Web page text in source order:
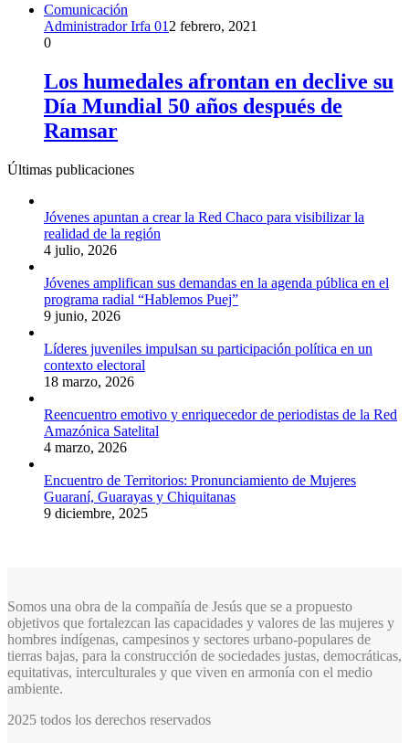
Comunicación
Administrador Irfa 01 2 febrero, 2021
0
Los humedales afrontan en declive su
Día Mundial 50 años después de
Ramsar
Últimas publicaciones
Jóvenes apuntan a crear la Red Chaco para visibilizar la
realidad de la región
4 julio, 2026
Jóvenes amplifican sus demandas en la agenda pública en el
programa radial “Hablemos Puej”
9 junio, 2026
Líderes juveniles impulsan su participación política en un
contexto electoral
18 marzo, 2026
Reencuentro emotivo y enriquecedor de periodistas de la Red
Amazónica Satelital
4 marzo, 2026
Encuentro de Territorios: Pronunciamiento de Mujeres
Guaraní, Guarayas y Chiquitanas
9 diciembre, 2025
Somos una obra de la compañía de Jesús que se a propuesto
objetivos que fortalezcan las capacidades y valores de las mujeres y
hombres indígenas, campesinos y sectores urbano-populares de
tierras bajas, para la construcción de sociedades justas, democráticas,
equitativas, interculturales y que viven en armonía con el medio
ambiente.
2025 todos los derechos reservados